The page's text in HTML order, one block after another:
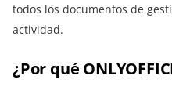
todos los documentos de
actividad.
¿Por qué